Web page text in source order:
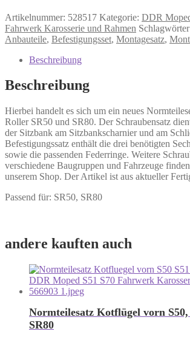
Artikelnummer: 528517 Kategorie: DDR
Fahrwerk Karosserie und Rahmen
Anbauteile, Befestigungsset, Montagesatz,
Beschreibung
Beschreibung
Hierbei handelt es sich um ein neues
Roller SR50 und SR80. Der Schraubensatz
der Sitzbank am Sitzbankscharnier und am
Befestigungssatz enthält die drei benötigten
sowie die passenden Federringe. Weitere
verschiedene Baugruppen und Fahrzeuge
unserem Shop. Der Artikel ist aus aktueller
Passend für: SR50, SR80
andere kauften auch
Normteilesatz Kotflügel vorn S50,
SR80